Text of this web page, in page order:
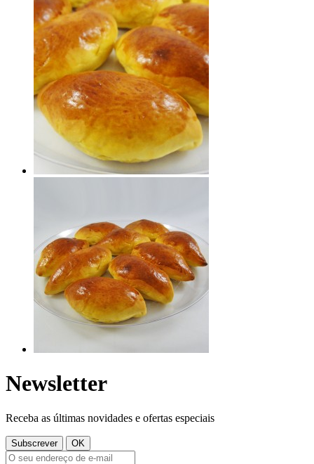
Newsletter
Receba as últimas novidades e ofertas especiais